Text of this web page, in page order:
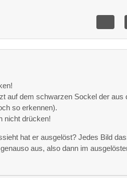
auf dem schwarzen Sockel der aus
so erkennen).
nicht drücken!
hat er ausgelöst? Jedes Bild
aus, also dann im